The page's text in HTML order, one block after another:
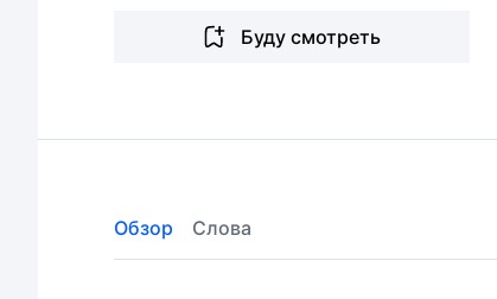
Буду смотреть
Обзор Слова